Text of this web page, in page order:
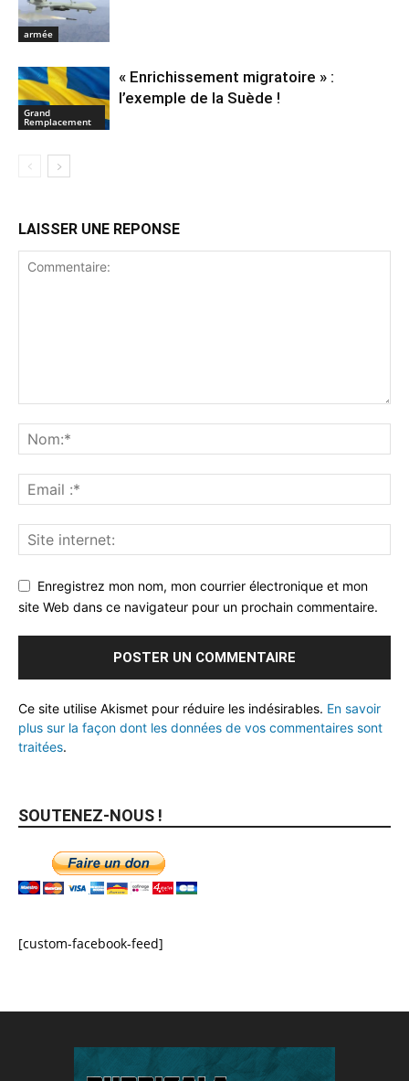
armée
Grand
Remplacement
« Enrichissement migratoire » :
l’exemple de la Suède !
LAISSER UNE REPONSE
Enregistrez mon nom, mon courrier électronique et mon
site Web dans ce navigateur pour un prochain commentaire.
Ce site utilise Akismet pour réduire les indésirables. En savoir
plus sur la façon dont les données de vos commentaires sont
traitées.
SOUTENEZ-NOUS !
[custom-facebook-feed]